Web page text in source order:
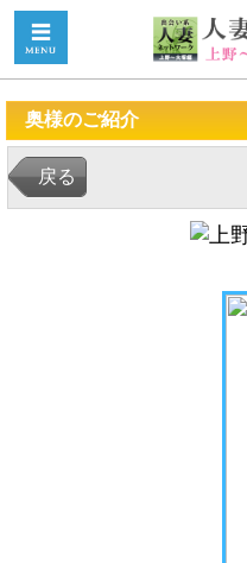
奥様のご紹介
戻る